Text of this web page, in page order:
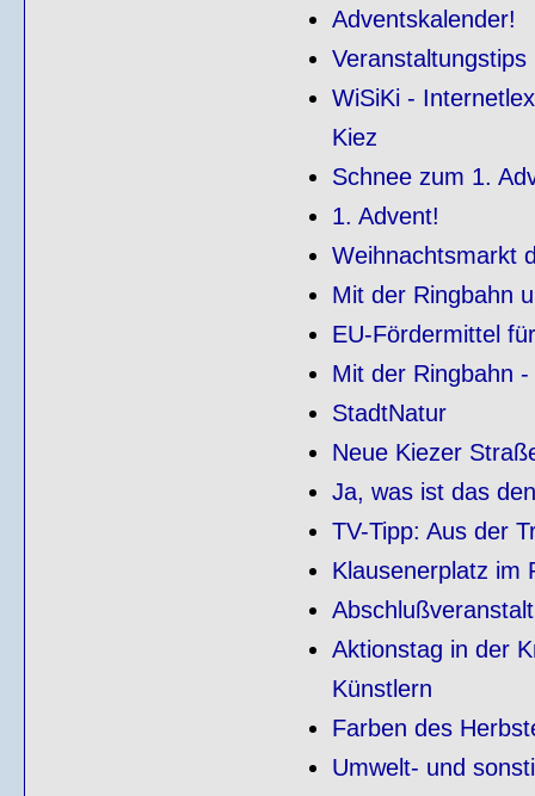
Adventskalender!
WiSiKi -
Kiez
Schnee zum 1.
1. Advent!
Weihnachtsmarkt
Mit der Ringbahn
EU-Fördermittel
Mit der Ringbahn
StadtNatur
Neue Kiezer
Ja, was ist das
TV-Tipp: Aus der
Klausenerplatz im
Aktionstag in der
Künstlern
Farben des
Umwelt- und